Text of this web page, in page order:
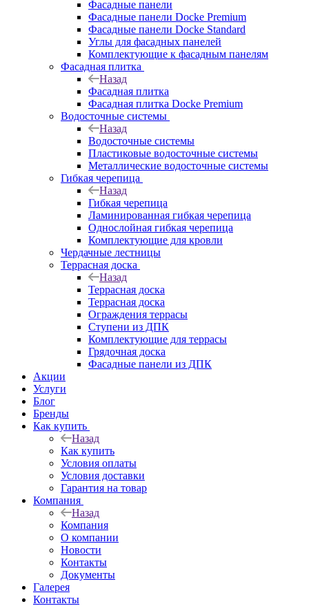
Фасадные панели
Фасадные панели Docke Premium
Фасадные панели Docke Standard
Углы для фасадных панелей
Комплектующие к фасадным панелям
Фасадная плитка
Назад
Фасадная плитка
Фасадная плитка Docke Premium
Водосточные системы
Назад
Водосточные системы
Пластиковые водосточные системы
Металлические водосточные системы
Гибкая черепица
Назад
Гибкая черепица
Ламинированная гибкая черепица
Однослойная гибкая черепица
Комплектующие для кровли
Чердачные лестницы
Террасная доска
Назад
Террасная доска
Террасная доска
Ограждения террасы
Ступени из ДПК
Комплектующие для террасы
Грядочная доска
Фасадные панели из ДПК
Акции
Услуги
Блог
Бренды
Как купить
Назад
Как купить
Условия оплаты
Условия доставки
Гарантия на товар
Компания
Назад
Компания
О компании
Новости
Контакты
Документы
Галерея
Контакты